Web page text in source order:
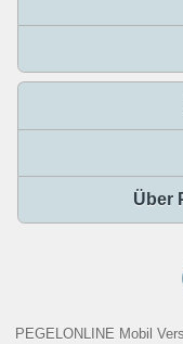
Über
PEGELONLINE Mobil